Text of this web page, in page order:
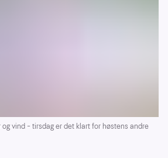
vind – tirsdag er det klart for høstens andre